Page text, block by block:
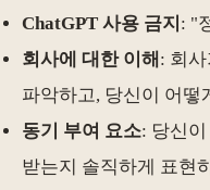
ChatGPT 사용 금지 : "
회사에 대한 이해 : 회
파악하고, 당신이 어떻
동기 부여 요소: 당신
받는지 솔직하게 표현